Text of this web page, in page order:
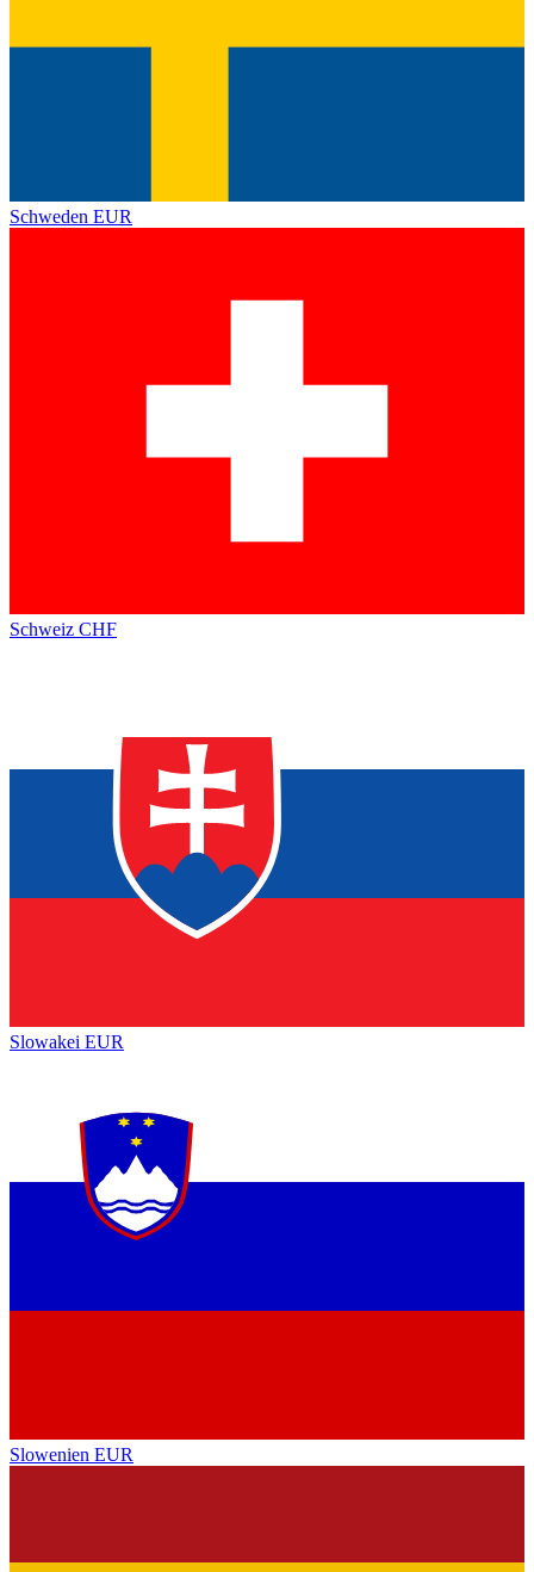
Schweden EUR
Schweiz CHF
Slowakei EUR
Slowenien EUR